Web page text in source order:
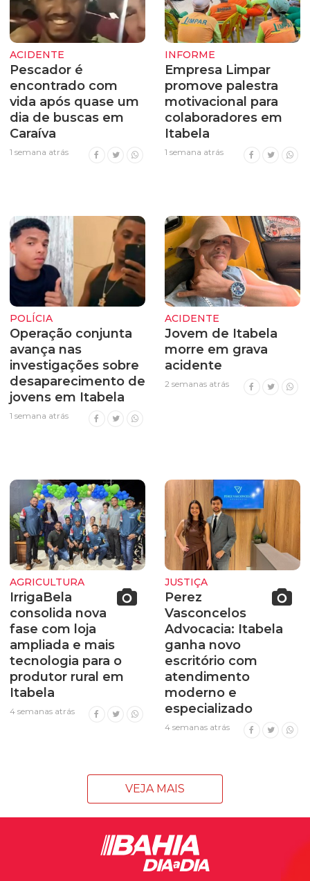
ACIDENTE
Pescador é
encontrado com
vida após quase um
dia de buscas em
Caraíva
1 semana atrás
INFORME
Empresa Limpar
promove palestra
motivacional para
colaboradores em
Itabela
1 semana atrás
POLÍCIA
Operação conjunta
avança nas
investigações sobre
desaparecimento de
jovens em Itabela
1 semana atrás
ACIDENTE
Jovem de Itabela
morre em grava
acidente
2 semanas atrás
AGRICULTURA
IrrigaBela
consolida nova
fase com loja
ampliada e mais
tecnologia para o
produtor rural em
Itabela
4 semanas atrás
JUSTIÇA
Perez
Vasconcelos
Advocacia: Itabela
ganha novo
escritório com
atendimento
moderno e
especializado
4 semanas atrás
VEJA MAIS